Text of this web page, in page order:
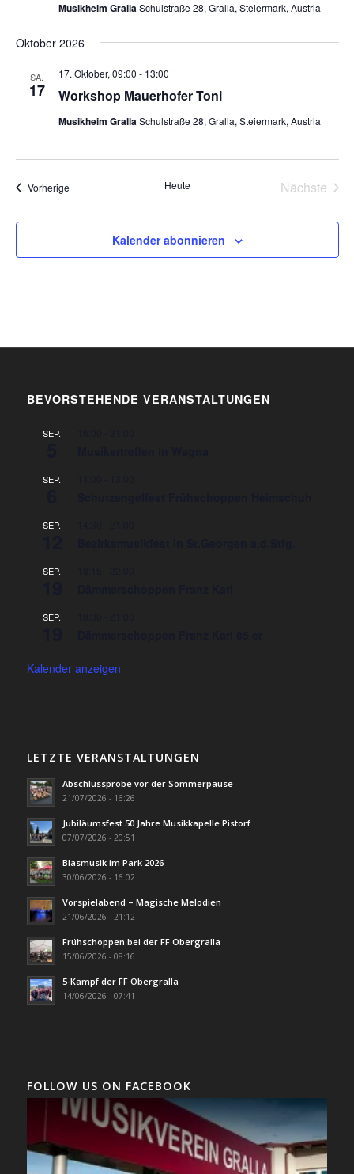
Musikheim GrallaSchulstraße 28, Gralla, Steiermark, Austria
Oktober 2026
SA.
17 Workshop Mauerhofer Toni
17. Oktober, 09:00 - 13:00
Musikheim GrallaSchulstraße 28, Gralla, Steiermark, Austria
VorherigeVeranstaltungen Heute
Nächste
Kalender abonnieren
BEVORSTEHENDE VERANSTALTUNGEN
SEP.
SEP.
SEP.
SEP.
SEP.
Kalender anzeigen
LETZTE VERANSTALTUNGEN
Abschlussprobe vor der Sommerpause
21/07/2026 - 16:26
Jubiläumsfest 50 Jahre Musikkapelle Pistorf
07/07/2026 - 20:51
Blasmusik im Park 2026
30/06/2026 - 16:02
Vorspielabend – Magische Melodien
21/06/2026 - 21:12
Frühschoppen bei der FF Obergralla
15/06/2026 - 08:16
5-Kampf der FF Obergralla
14/06/2026 - 07:41
FOLLOW US ON FACEBOOK